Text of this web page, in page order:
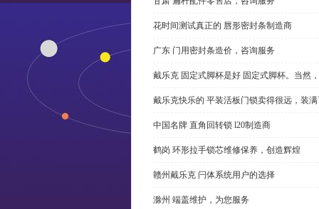
花时间测试真正的 唇形密封条制造商
广东 门用密封条造价，咨询服务
戴乐克 固定式脚杯是好 固定式脚杯。当然
戴乐克快乐的 平装活板门锁卖得很远，装
中国名牌 直角回转锁 l20制造商
鹤岗 环形拉手锁芯维修保养，创造辉煌
赣州戴乐克 闩体系统用户的选择
滁州 端盖维护，为您服务